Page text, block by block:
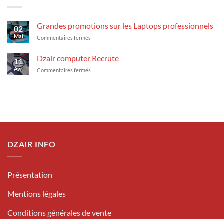
02
Mai
Grandes promotions sur les Laptops professionnels
Commentaires fermés
sur
les
11
Avr
Dzair computer Recrute
Commentaires fermés
DZAIR INFO
Présentation
Mentions légales
Conditions générales de vente